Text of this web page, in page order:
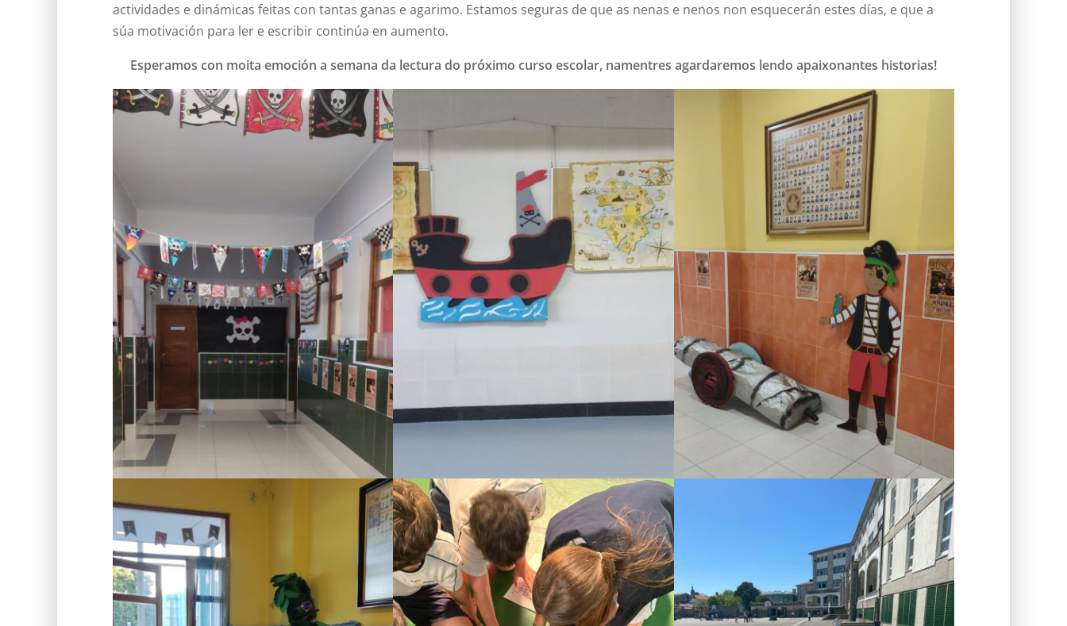
actividades e dinámicas feitas con tantas ganas e agarimo. Estamos seguras de que as nenas e nenos non esquecerán estes días, e que a
súa motivación para ler e escribir continúa en aumento.
Esperamos con moita emoción a semana da lectura do próximo curso escolar, namentres agardaremos lendo apaixonantes historias!